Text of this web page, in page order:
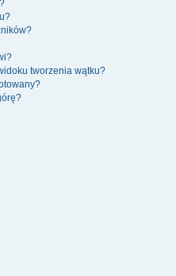
tworzenia wątku?